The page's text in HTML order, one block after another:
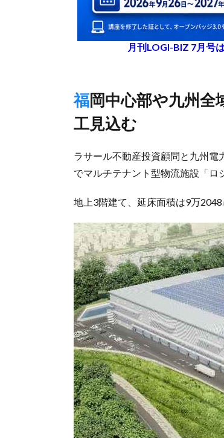
月刊LOGI-BIZ 7月号
福岡中心部や九州全域・中国地方への配送拠点に、24年8月竣
工見込む
ラサール不動産投資顧問と九州
でマルチテナント型物流施設「ロ
地上3階建て、延床面積は9万